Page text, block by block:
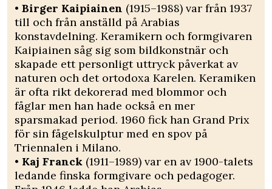
• Birger Kaipiainen (1915–1988) var från 1937
till och från anställd på Arabias
konstavdelning. Keramikern och formgivaren
Kaipiainen såg sig som bildkonstnär och
skapade ett personligt uttryck påverkat av
naturen och det ortodoxa Karelen. Keramiken
är ofta rikt dekorerad med blommor och
fåglar men han hade också en mer
sparsmakad period. 1960 fick han Grand Prix
för sin fågelskulptur med en spov på
Triennalen i Milano.
• Kaj Franck (1911–1989) var en av 1900-talets
ledande finska formgivare och pedagoger.